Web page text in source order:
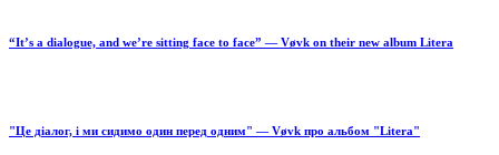
“It’s a dialogue, and we’re sitting face to face” — Vøvk on their new album Litera
"Це діалог, і ми сидимо один перед одним" — Vøvk про альбом "Litera"